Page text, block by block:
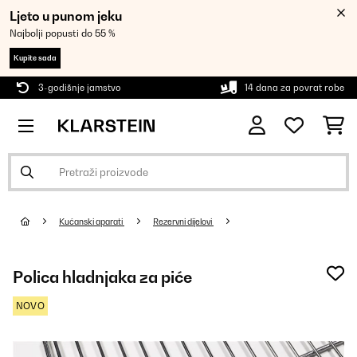
Ljeto u punom jeku
Najbolji popusti do 55 %
Kupite sada
3-godišnje jamstvo 14 dana za povrat robe
Kućanski aparati Rezervni dijelovi
Polica hladnjaka za piće
NOVO